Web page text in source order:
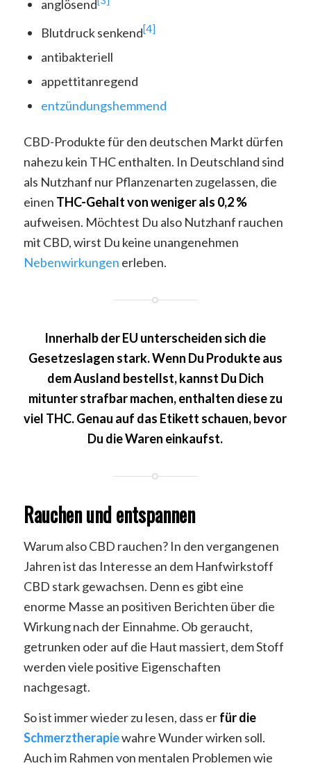
anglösend
Blutdruck senkend[4]
antibakteriell
appettitanregend
entzündungshemmend
CBD-Produkte für den deutschen Markt dürfen
nahezu kein THC enthalten. In Deutschland sind
als Nutzhanf nur Pflanzenarten zugelassen, die
einen THC-Gehalt von weniger als 0,2 %
aufweisen. Möchtest Du also Nutzhanf rauchen
mit CBD, wirst Du keine unangenehmen
Nebenwirkungen erleben.
Innerhalb der EU unterscheiden sich die
Gesetzeslagen stark. Wenn Du Produkte aus
dem Ausland bestellst, kannst Du Dich
mitunter strafbar machen, enthalten diese zu
viel THC. Genau auf das Etikett schauen, bevor
Du die Waren einkaufst.
Rauchen und entspannen
Warum also CBD rauchen? In den vergangenen
Jahren ist das Interesse an dem Hanfwirkstoff
CBD stark gewachsen. Denn es gibt eine
enorme Masse an positiven Berichten über die
Wirkung nach der Einnahme. Ob geraucht,
getrunken oder auf die Haut massiert, dem Stoff
werden viele positive Eigenschaften
nachgesagt.
So ist immer wieder zu lesen, dass erfür die
Schmerztherapiewahre Wunder wirken soll.
Auch im Rahmen von mentalen Problemen wie